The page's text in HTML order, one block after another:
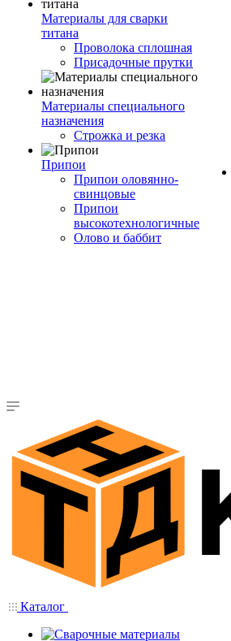
Материалы для сварки
титана
Проволока сплошная
Присадочные прутки
Материалы специального
назначения
Строжка и резка
Припои
Припои оловянно-
свинцовые
Припои
высокотехнологичные
Олово и баббит
Каталог